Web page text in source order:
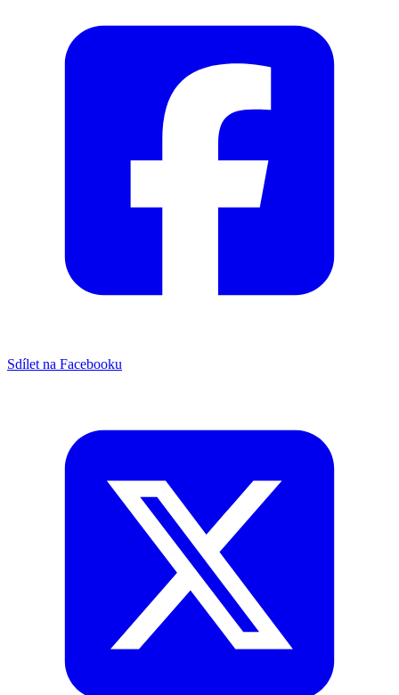
Sdílet na Facebooku